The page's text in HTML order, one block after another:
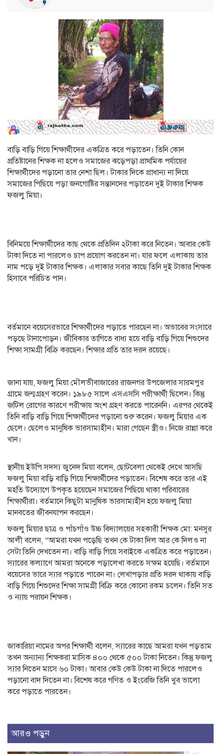
বাড়ি বাড়ি গিয়ে শিক্ষার্থীদের একত্রিত করে পড়াতেন। তিনি কোন
প্রতিষ্টানের শিক্ষক না হলেও সমাজের ঝড়েপড়া প্রাথমিক পর্যায়ের
শিক্ষার্থীদের পড়ানো তার নেশা ছিল। টাকার দিকে প্রাধান্য না দিয়ে
সমাজের পিছিয়ে পড়া জনগোষ্টির সন্তানদের পড়াতেন দুই টাকার শিক্ষক
ফজলু মিয়া।
বিনিময়ে শিক্ষার্থীদের কাছ থেকে প্রতিদিন ২টাকা করে নিতেন। আবার কেউ
টাকা দিতে না পারলেও চাপ প্রয়োগ করতেন না। যার ফলে এলাকায় তার
নাম পড়ে দুই টাকার শিক্ষক। এলাকার সবার কাছে তিনি দুই টাকার শিক্ষক
হিসাবে পরিচিত পান।
বর্তমানে বয়েসেরভারে শিক্ষার্থীদের পড়াতে পারছেন না। অভাবের সংসারে
পড়ছে টানাপোড়ন। জীবিকার তাগিতে বাধ্য হয়ে বাড়ি বাড়ি গিয়ে শিশুদের
শিক্ষা সামগ্রী বিক্রি করছেন। শিক্ষার প্রতি তার দরদ রয়েছে।
জানা যায়, ফজলু মিয়া মৌলভীবাজারের রাজনগর উপজেলার সারমপুর
গ্রামে জন্মগ্রহণ করেন। ১৯৮৫ সালে এসএসসি পরীক্ষার্থী ছিলেন। কিন্তু
জটিল রোগের কারণে পরীক্ষায় অংশ গ্রহণ করতে পারেননি। এরপর থেকেই
তিনি বাড়ি বাড়ি গিয়ে শিক্ষার্থীদের পড়ানো শুরু করেন। ফজলু মিয়ার এক
ছেলে। ছেলেও মানুষিক ভারসাম্যহীন। মারা গেছেন স্ত্রীও। নিজে রান্না করে
খান।
স্থানীয় ইউপি সদস্য জুনেদ মিয়া বলেন, ছোটবেলা থেকেই দেখে আসছি
ফজলু মিয়া বাড়ি বাড়ি গিয়ে শিক্ষার্থীদের পড়াতেন। বিশেষ করে তার এই
মহতি উদ্যোগে উপকৃত হয়েছেন সমাজের পিছিয়ে থাকা পরিবারের
শিক্ষার্থীরা। বর্তমানে কিছুটা মানুষিক ভারসাম্যহীন হয়ে ফজলু মিয়া
মানবতের জীবনযাপন করছেন।
ফজলু মিয়ার ছাত্র ও পাঁচগাঁও উচ্চ বিদ্যালয়ের সহকারী শিক্ষক মো: মনসুর
আলী বলেন, “আমরা যখন পড়েছি তখন কে টাকা দিল আর কে দিলও না
সেটা তিনি দেখতেন না। বাড়ি বাড়ি গিয়ে সবাইকে একত্রিত করে পড়াতেন।
স্যারের কল্যাণে আমরা অনেকে পড়ালেখা করতে সক্ষম হয়েছি। বর্তমানে
বয়েসের ভারে স্যার পড়াতে পারেন না। লেখাপড়ার প্রতি দরদ থাকায় বাড়ি
বাড়ি গিয়ে শিশুদের শিক্ষা সামগ্রী বিক্রি করে কোনো রকম চলেন। তিনি সত
ও ন্যায় পরায়ন শিক্ষক।
জাকারিয়া নামের অপর শিক্ষার্থী বলেন, স্যারের কাছে আমরা যখন পড়তাম
তখন অন্যান্য শিক্ষকরা মাসিক ৪০০ থেকে ৫০০ টাকা নিতেন। কিন্তু ফজলু
স্যার নিতেন মাসে ৬০ টাকা। আবার কেউ কেউ টাকা না দিতে পারলেও
পড়ানো বাদ দিতেন না। বিশেষ করে গণিত ও ইংরেজি তিনি খুব ভালো
করে পড়াতে পারতেন।
আরও পড়ুন